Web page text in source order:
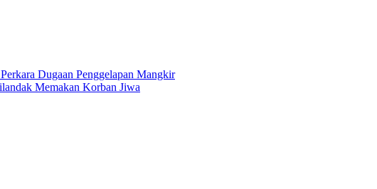
Dugaan Penggelapan Mangkir
Memakan Korban Jiwa